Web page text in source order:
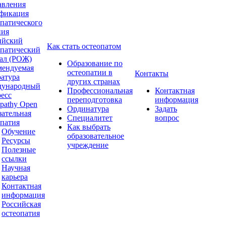
(РОЖ)
Open
Обучение
Ресурсы
Полезные
ссылки
Научная
карьера
Контактная
информация
Российская
остеопатия
Как стать остеопатом
Образование по
остеопатии в
других странах
Профессиональная
переподготовка
Ординатура
Специалитет
Как выбрать
образовательное
учреждение
Контакты
Контактная
информация
Задать
вопрос